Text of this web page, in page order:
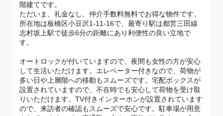
階建てです。
ただいま、礼金なし、仲介手数料無料でお得な物件です。
所在地は板橋区小豆沢1-11-16で、最寄り駅は都営三田線
志村坂上駅で徒歩6分の距離にあり利便性の良い立地で
す。
オートロックが付いていますので、夜間も女性の方が安心
して生活いただけます。エレベーター付きなので、荷物が
多い日や上層階への移動もスムーズです。宅配ボックスが
設置されていますので、不在時でも安心して荷物を受け取
りいただけます。TV付きインターホンが設置されています
ので、来訪者の確認もスムーズで安心です。駐車場が用意